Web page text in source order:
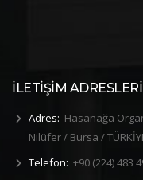
İLETİŞİM
Adres: Hasanağa
Nilüfer / Bursa /
Telefon: +90 (224) 483